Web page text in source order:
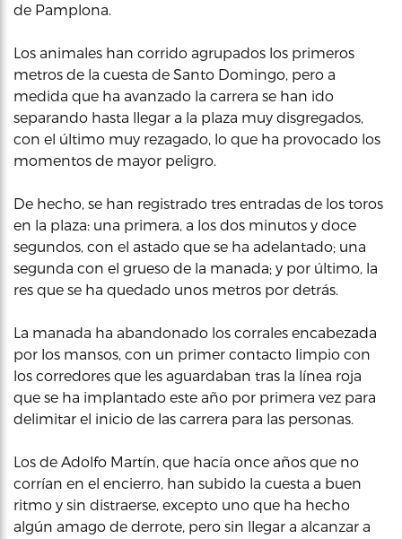
de Pamplona.
Los animales han corrido agrupados los primeros
metros de la cuesta de Santo Domingo, pero a
medida que ha avanzado la carrera se han ido
separando hasta llegar a la plaza muy disgregados,
con el último muy rezagado, lo que ha provocado los
momentos de mayor peligro.
De hecho, se han registrado tres entradas de los toros
en la plaza: una primera, a los dos minutos y doce
segundos, con el astado que se ha adelantado; una
segunda con el grueso de la manada; y por último, la
res que se ha quedado unos metros por detrás.
La manada ha abandonado los corrales encabezada
por los mansos, con un primer contacto limpio con
los corredores que les aguardaban tras la línea roja
que se ha implantado este año por primera vez para
delimitar el inicio de las carrera para las personas.
Los de Adolfo Martín, que hacía once años que no
corrían en el encierro, han subido la cuesta a buen
ritmo y sin distraerse, excepto uno que ha hecho
algún amago de derrote, pero sin llegar a alcanzar a